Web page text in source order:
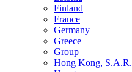
Finland
France
Germany
Greece
Group
Hong Kong, S.A.R.